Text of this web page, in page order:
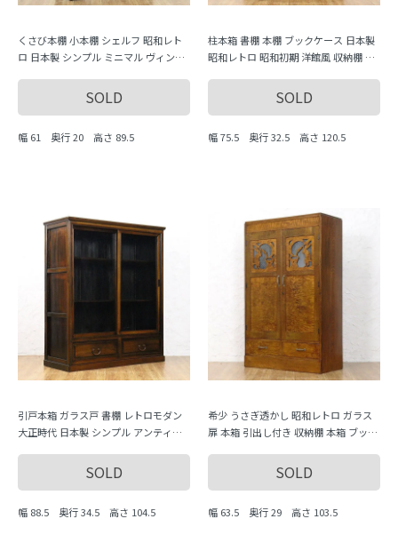
くさび本棚 小本棚 シェルフ 昭和レト
ロ 日本製 シンプル ミニマル ヴィンテ
SOLD
幅 61 奥行 20 高さ 89.5
柱本箱 書棚 本棚 ブックケース 日本製
昭和レトロ 昭和初期 洋館風 収納棚 キ
SOLD
幅 75.5 奥行 32.5 高さ 120.5
引戸本箱 ガラス戸 書棚 レトロモダン
大正時代 日本製 シンプル アンティー
SOLD
幅 88.5 奥行 34.5 高さ 104.5
希少 うさぎ透かし 昭和レトロ ガラス
扉 本箱 引出し付き 収納棚 本箱 ブック
SOLD
幅 63.5 奥行 29 高さ 103.5